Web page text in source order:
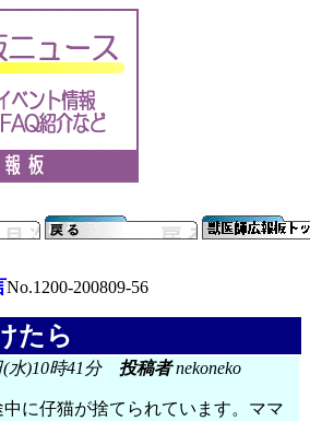
No.1200-200809-56
たら
(水)10時41分 投稿者nekoneko
に仔猫が捨てられています。ママ